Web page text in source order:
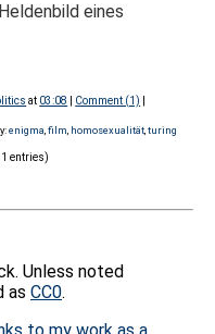
eines
at 03:08 Comment (1)
enigma film homosexualität, turing
entries)
Unless noted
as CC0.